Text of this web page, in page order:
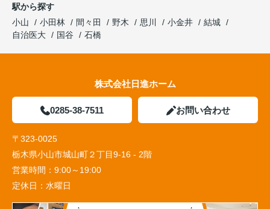
駅から探す
小山
小田林 間々田 野木 思川 小金井
結城
自治医大
国谷 石橋
株式会社日進ホーム
0285-38-7511 お問い合わせ
〒323-0025
栃木県小山市城山町２丁目9-16 - 2階
営業時間： 9:00～19:00
定休日： 水曜日